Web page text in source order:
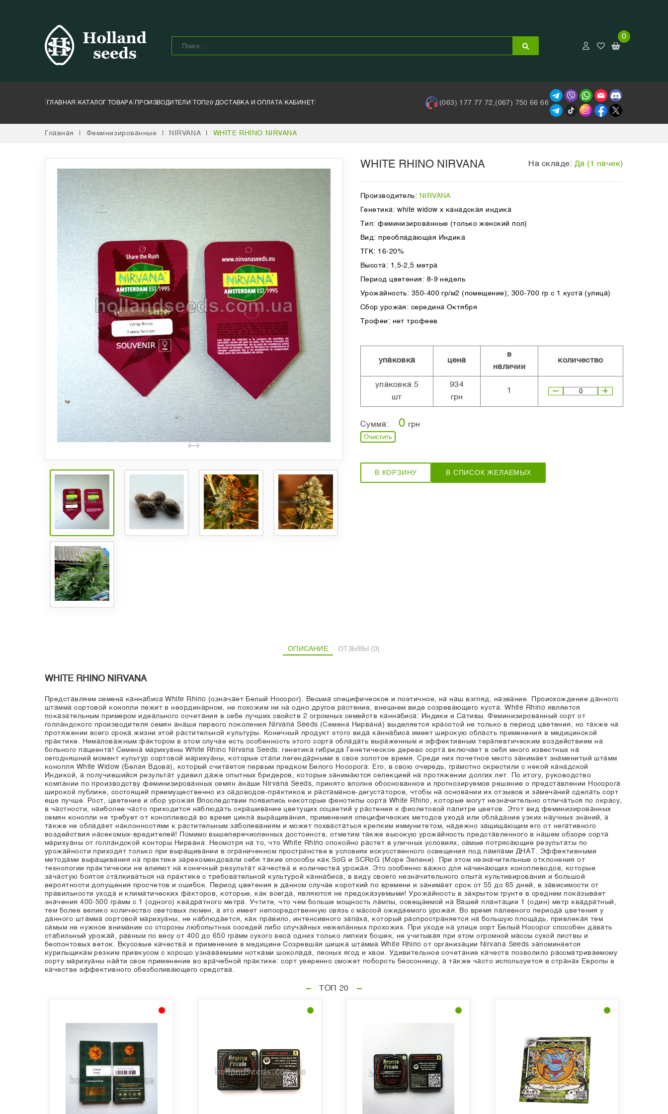
0
ГЛАВНАЯ КАТАЛОГ ТОВАРА ПРОИЗВОДИТЕЛИ | ТОП20 |ДОСТАВКА И ОПЛАТА КАБИНЕТ | (063) 177 77 72, (067) 750 66 66
Главная Феминизированные NIRVANA WHITE RHINO NIRVANA
WHITE RHINO NIRVANA На складе: Да (1 пачек)
Производитель: NIRVANA
Генетика: white widow x канадская индика
Тип: феминизированные (только женский пол)
Вид: преобладающая Индика
ТГК: 16-20%
Высота: 1,5-2,5 метра
Период цветения: 8-9 недель
Урожайность: 350-400 гр/м2 (помещение); 300-700 гр с 1 куста (улица)
Сбор урожая: середина Октября
Трофеи: нет трофеев
упаковка цена
в
наличии
количество
упаковка 5
шт
934
грн
1
Сумма: 0 грн
Очистить
В КОРЗИНУ В СПИСОК ЖЕЛАЕМЫХ
ОПИСАНИЕ ОТЗЫВЫ (0)
WHITE RHINO NIRVANA
Представляем семена каннабиса White Rhino (означает Белый Носорог). Весьма специфическое и поэтичное, на наш взгляд, название. Происхождение данного
штамма сортовой конопли лежит в неординарном, не похожим ни на одно другое растение, внешнем виде созревающего куста. White Rhino является
показательным примером идеального сочетания в себе лучших свойств 2 огромных семейств каннабиса: Индики и Сативы. Феминизированный сорт от
голландского производителя семян анаши первого поколения Nirvana Seeds (Семена Нирвана) выделяется красотой не только в период цветения, но также на
протяжении всего срока жизни этой растительной культуры. Конечный продукт этого вида каннабиса имеет широкую область применения в медицинской
практике. Немаловажным фактором в этом случае есть особенность этого сорта обладать выраженным и эффективным терапевтическим воздействием на
больного пациента! Семена марихуаны White Rhino Nirvana Seeds: генетика гибрида Генетическое дерево сорта включает в себя много известных на
сегодняшний момент культур сортовой марихуаны, которые стали легендарными в свое золотое время. Среди них почетное место занимает знаменитый штамм
конопля White Widow (Белая Вдова), который считается первым предком Белого Носорога. Его, в свою очередь, грамотно скрестили с некой канадской
Индикой, а получившийся результат удивил даже опытных бридеров, которые занимаются селекцией на протяжении долгих лет. По итогу, руководство
компании по производству феминизированных семян анаши Nirvana Seeds, принято вполне обоснованное и прогнозируемое решение о представлении Носорога
широкой публике, состоящей преимущественно из садоводов-практиков и растаманов-дегустаторов, чтобы на основании их отзывов и замечаний сделать сорт
еще лучше. Рост, цветение и сбор урожая Впоследствии появились некоторые фенотипы сорта White Rhino, которые могут незначительно отличаться по окрасу,
в частности, наиболее часто приходится наблюдать окрашивание цветущих соцветий у растения к фиолетовой палитре цветов. Этот вид феминизированных
семян конопли не требует от коноплевода во время цикла выращивания, применения специфических методов ухода или обладание узких научных знаний, а
также не обладает наклонностями к растительным заболеваниям и может похвастаться крепким иммунитетом, надежно защищающим его от негативного
воздействия насекомых-вредителей! Помимо вышеперечисленных достоинств, отметим также высокую урожайность представленного в нашем обзоре сорта
марихуаны от голландской конторы Нирвана. Несмотря на то, что White Rhino спокойно растет в уличных условиях, самые потрясающие результаты по
урожайности приходят только при выращивании в ограниченном пространстве в условиях искусственного освещения под лампами ДНАТ. Эффективными
методами выращивания на практике зарекомендовали себя такие способы как SoG и SCRoG (Море Зелени). При этом незначительные отклонения от
технологии практически не влияют на конечный результат качества и количества урожая. Это особенно важно для начинающих коноплеводов, которые
зачастую боятся сталкиваться на практике с требовательной культурой каннабиса, в виду своего незначительного опыта культивирования и большой
вероятности допущения просчетов и ошибок. Период цветения в данном случае короткий по времени и занимает срок от 55 до 65 дней, в зависимости от
правильности ухода и климатических факторов, которые, как всегда, являются не предсказуемыми! Урожайность в закрытом грунте в среднем показывает
значения 400-500 грамм с 1 (одного) квадратного метра. Учтите, что чем больше мощность лампы, освещаемой на Вашей плантации 1 (один) метр квадратный,
тем более велико количество световых люмен, а это имеет непосредственную связь с массой ожидаемого урожая. Во время палевного периода цветения у
данного штамма сортовой марихуаны, не наблюдается, как правило, интенсивного запаха, который распространяется на большую площадь, привлекая тем
самым не нужное внимание со стороны любопытных соседей либо случайных нежеланных прохожих. При уходе на улице сорт Белый Носорог способен давать
стабильный урожай, равным по весу от 400 до 650 грамм сухого веса одних только липких бошек, не учитывая при этом огромной массы сухой листвы и
беспонтовых веток. Вкусовые качества и применение в медицине Созревшая шишка штамма White Rhino от организации Nirvana Seeds запоминается
курильщикам резким привкусом с хорошо узнаваемыми нотками шоколада, лесных ягод и хвои. Удивительное сочетание качеств позволило рассматриваемому
сорту марихуаны найти свое применение во врачебной практике: сорт уверенно сможет побороть бессонницу, а также часто используется в странах Европы в
качестве эффективного обезболивающего средства.
ТОП 20